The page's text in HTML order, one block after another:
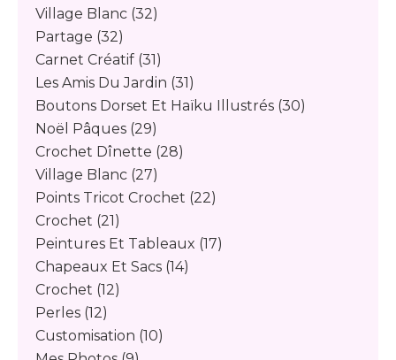
Village Blanc (32)
Partage (32)
Carnet Créatif (31)
Les Amis Du Jardin (31)
Boutons Dorset Et Haïku Illustrés (30)
Noël Pâques (29)
Crochet Dînette (28)
Village Blanc (27)
Points Tricot Crochet (22)
Crochet (21)
Peintures Et Tableaux (17)
Chapeaux Et Sacs (14)
Crochet (12)
Perles (12)
Customisation (10)